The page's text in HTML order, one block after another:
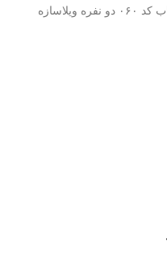
جزئیات بیشتر تاب کد ۰۶۰ دو نفره: تاب کد ۰۶۰ دو نفره ويلاسازه